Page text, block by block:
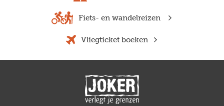
Fiets- en wandelreizen
Vliegticket boeken